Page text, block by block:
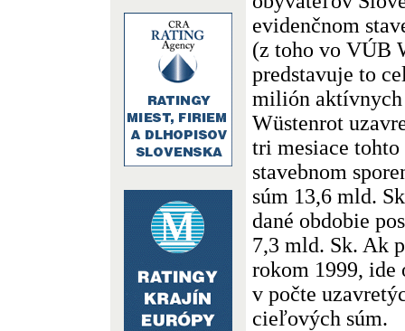
evidenčnom
(z toho vo VÚB
predstavuje to
milión
Wüstenrot
tri mesiace
stavebnom
súm 13,6 mld.
dané obdobie
7,3 mld. Sk. Ak
rokom 1999, ide
v počte
cieľových súm.